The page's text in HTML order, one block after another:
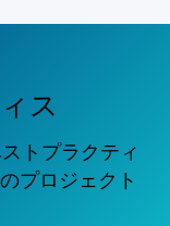
ス
トプラクティ
プロジェクト